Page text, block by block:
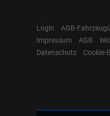
Login
AGB-
Impressum
AGB
Datenschutz
Cookie-